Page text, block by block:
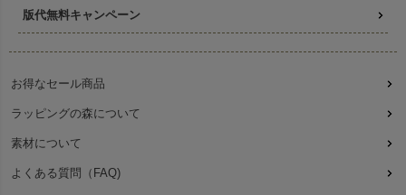
版代無料キャンペーン
お得なセール商品
ラッピングの森について
素材について
よくある質問（FAQ)